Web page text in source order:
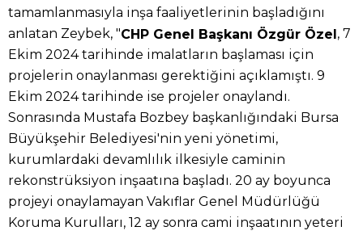
tamamlanmasıyla inşa faaliyetlerinin başladığını
anlatan Zeybek, "CHP Genel Başkanı Özgür Özel, 7
Ekim 2024 tarihinde imalatların başlaması için
projelerin onaylanması gerektiğini açıklamıştı. 9
Ekim 2024 tarihinde ise projeler onaylandı.
Sonrasında Mustafa Bozbey başkanlığındaki Bursa
Büyükşehir Belediyesi'nin yeni yönetimi,
kurumlardaki devamlılık ilkesiyle caminin
rekonstrüksiyon inşaatına başladı. 20 ay boyunca
projeyi onaylamayan Vakıflar Genel Müdürlüğü
Koruma Kurulları, 12 ay sonra cami inşaatının yeteri